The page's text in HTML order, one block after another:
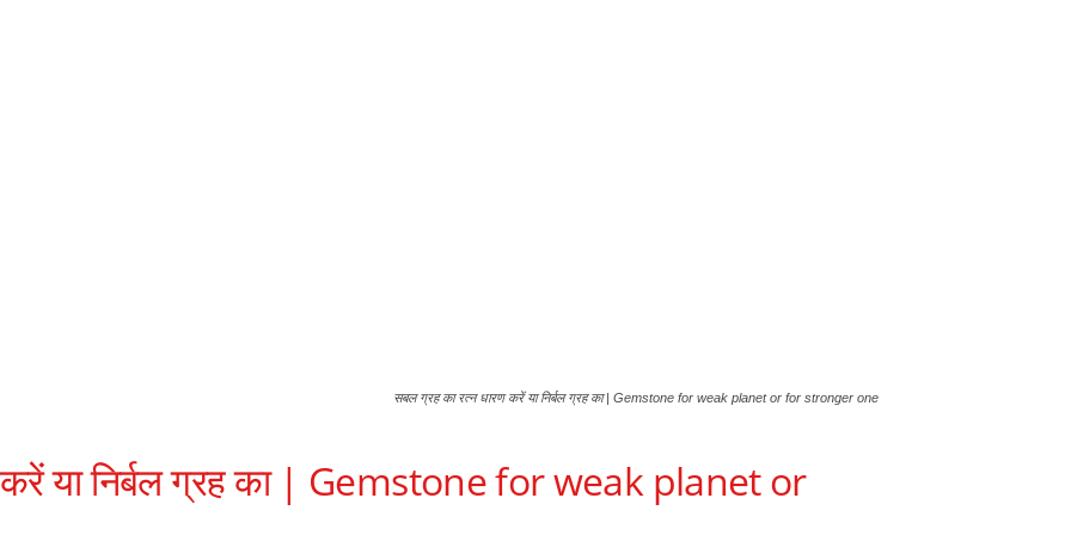
सबल ग्रह का रत्न धारण करें या निर्बल ग्रह का | Gemstone for weak planet or for stronger one
करें या निर्बल ग्रह का | Gemstone for weak planet or